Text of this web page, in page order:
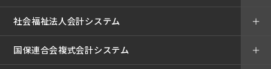
社会福祉法人会計システム ＋
国保連合会複式会計システム ＋